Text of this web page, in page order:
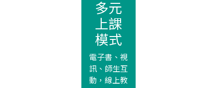
多元
上課
模式
電子書、視
訊、師生互
動，線上教